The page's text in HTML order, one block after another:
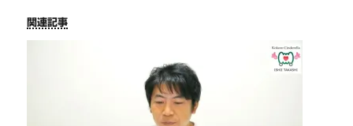
関連記事